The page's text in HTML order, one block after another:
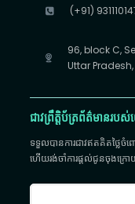
(+91)
96, block C,
Uttar Pradesh,
ជាវព្រឹត្តិប័ត្រព័ត៌មានរប
ទទួលបានការជាវឥតគិតថ្ល
ហើយរង់ចាំការផ្តល់ជូនចុងក្រ